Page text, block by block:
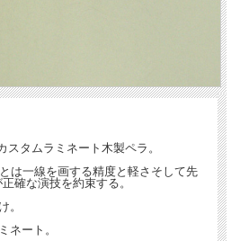
タムラミネート木製ペラ。
は一線を画する精度と軽さそして先
確な演技を約束する。
。
ネート。